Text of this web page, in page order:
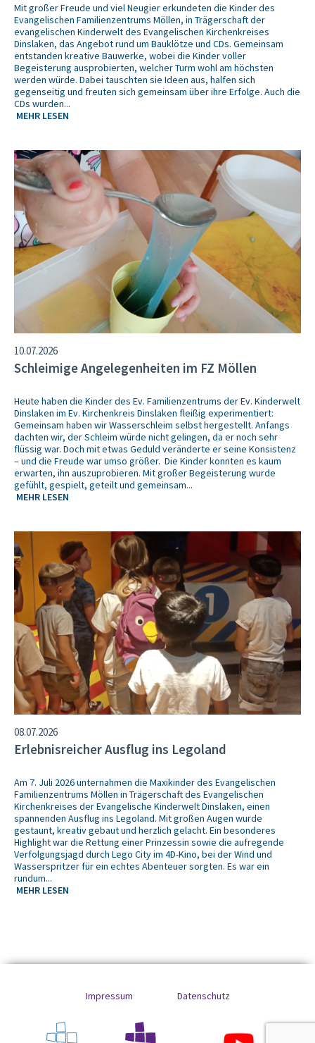
Mit großer Freude und viel Neugier erkundeten die Kinder des
Evangelischen Familienzentrums Möllen, in Trägerschaft der
evangelischen Kinderwelt des Evangelischen Kirchenkreises
Dinslaken, das Angebot rund um Bauklötze und CDs. Gemeinsam
entstanden kreative Bauwerke, wobei die Kinder voller
Begeisterung ausprobierten, welcher Turm wohl am höchsten
werden würde. Dabei tauschten sie Ideen aus, halfen sich
gegenseitig und freuten sich gemeinsam über ihre Erfolge. Auch die
CDs wurden...
MEHR LESEN
10.07.2026
Schleimige Angelegenheiten im FZ Möllen
Heute haben die Kinder des Ev. Familienzentrums der Ev. Kinderwelt
Dinslaken im Ev. Kirchenkreis Dinslaken fleißig experimentiert:
Gemeinsam haben wir Wasserschleim selbst hergestellt. Anfangs
dachten wir, der Schleim würde nicht gelingen, da er noch sehr
flüssig war. Doch mit etwas Geduld veränderte er seine Konsistenz
– und die Freude war umso größer. Die Kinder konnten es kaum
erwarten, ihn auszuprobieren. Mit großer Begeisterung wurde
gefühlt, gespielt, geteilt und gemeinsam...
MEHR LESEN
08.07.2026
Erlebnisreicher Ausflug ins Legoland
Am 7. Juli 2026 unternahmen die Maxikinder des Evangelischen
Familienzentrums Möllen in Trägerschaft des Evangelischen
Kirchenkreises der Evangelische Kinderwelt Dinslaken, einen
spannenden Ausflug ins Legoland. Mit großen Augen wurde
gestaunt, kreativ gebaut und herzlich gelacht. Ein besonderes
Highlight war die Rettung einer Prinzessin sowie die aufregende
Verfolgungsjagd durch Lego City im 4D-Kino, bei der Wind und
Wasserspritzer für ein echtes Abenteuer sorgten. Es war ein
rundum...
MEHR LESEN
Impressum Datenschutz